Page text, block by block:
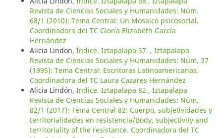
Revista de Ciencias Sociales y Humanidades: Núm.
68/1 (2010): Tema Central: Un Mosaico psicosocial.
Coordinadora del TC Gloria Elizabeth García
Hernández
Alicia Lindon, Índice. Iztapalapa 37. , Iztapalapa
Revista de Ciencias Sociales y Humanidades: Núm. 37
(1995): Tema Central: Escritoras Latinoamericanas.
Coordinadora del TC Laura Cazares Hernández
Alicia Lindón, Indice. Iztapalapa 82 , Iztapalapa
Revista de Ciencias Sociales y Humanidades: Núm.
82/1 (2017): Tema Central 82: Cuerpo, subjetividades y
territorialidades en resistencia/Body, subjectivity and
territoriality of the resistance. Coordinadora del TC